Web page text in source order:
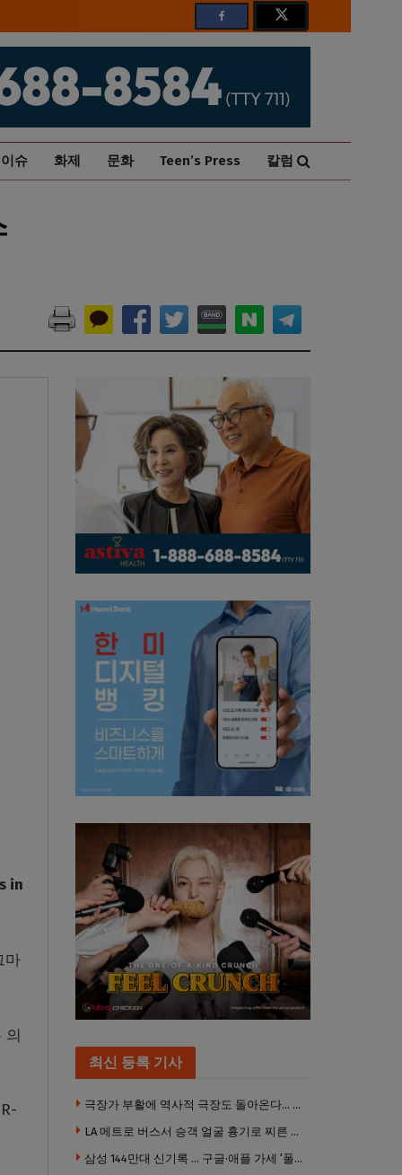
이슈 화제 문화 Teen’s Press 칼럼
in
마
의
최신 등록 기사
극장가 부활에 역사적 극장도 돌아온다… 웨스트우드 ‘브루인 극장’ 10월 재개장 추진
LA 메트로 버스서 승객 얼굴 흉기로 찌른 증오범죄 피고인, 종신형에 징역 7년 추가 선고
삼성 144만대 신기록 … 구글·애플 가세 ‘폴더블 대전’ 열린다